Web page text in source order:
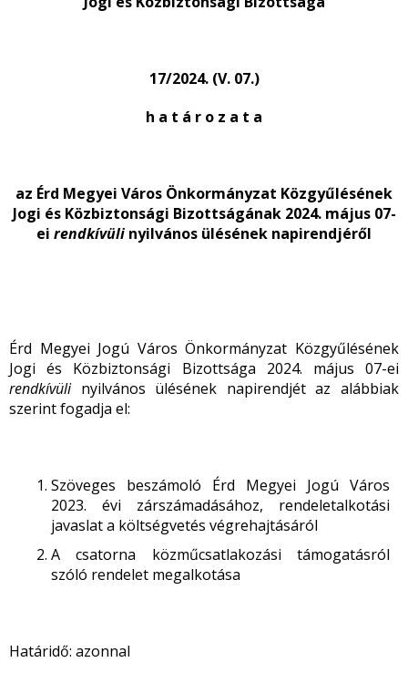
17/2024. (V. 07.)
h a t á r o z a t a
az Érd Megyei Város Önkormányzat Közgyűlésének
Jogi és Közbiztonsági Bizottságának 2024. május 07-
ei rendkívüli nyilvános ülésének napirendjéről
Érd Megyei Jogú Város Önkormányzat Közgyűlésének
Jogi és Közbiztonsági Bizottsága 2024. május 07-ei
rendkívülinyilvános ülésének napirendjét az alábbiak
szerint fogadja el:
Szöveges beszámoló Érd Megyei Jogú Város
2023. évi zárszámadásához, rendeletalkotási
javaslat a költségvetés végrehajtásáról
A csatorna közműcsatlakozási támogatásról
szóló rendelet megalkotása
Határidő: azonnal